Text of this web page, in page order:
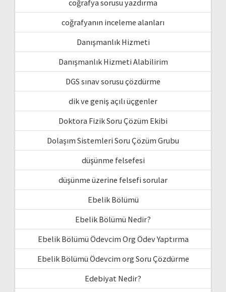
coğrafya sorusu yazdırma
coğrafyanın inceleme alanları
Danışmanlık Hizmeti
Danışmanlık Hizmeti Alabilirim
DGS sınav sorusu çözdürme
dik ve geniş açılı üçgenler
Doktora Fizik Soru Çözüm Ekibi
Dolaşım Sistemleri Soru Çözüm Grubu
düşünme felsefesi
düşünme üzerine felsefi sorular
Ebelik Bölümü
Ebelik Bölümü Nedir?
Ebelik Bölümü Ödevcim Org Ödev Yaptırma
Ebelik Bölümü Ödevcim org Soru Çözdürme
Edebiyat Nedir?